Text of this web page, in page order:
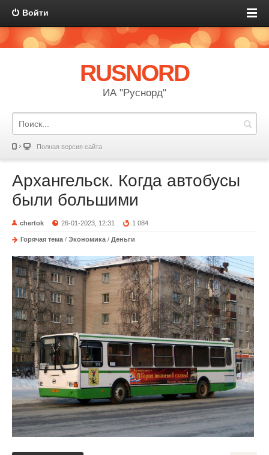
Войти
RUSNORD
ИА "Руснорд"
Полная версия сайта
Архангельск. Когда автобусы
были большими
chertok 26-01-2023, 12:31 1 084
Горячая тема / Экономика / Деньги